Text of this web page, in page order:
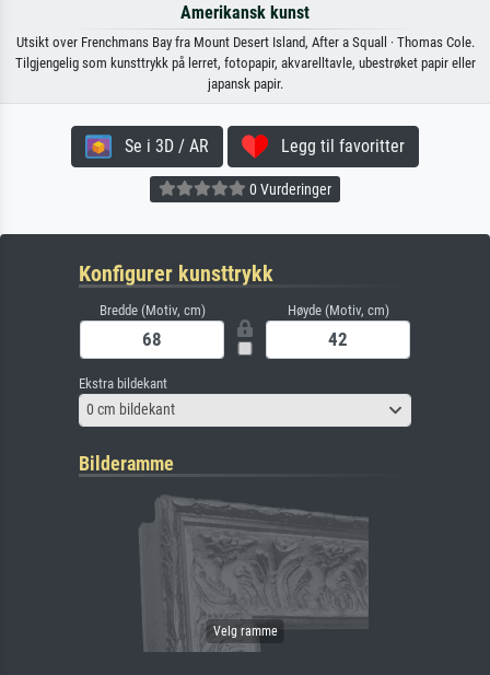
Amerikansk kunst
Utsikt over Frenchmans Bay fra Mount Desert Island, After a Squall · Thomas Cole.
Tilgjengelig som kunsttrykk på lerret, fotopapir, akvarelltavle, ubestrøket papir eller
japansk papir.
Se i 3D / AR Legg til favoritter
0 Vurderinger
Konfigurer kunsttrykk
Bredde (Motiv, cm) Høyde (Motiv, cm)
Ekstra bildekant
0 cm bildekant
Bilderamme